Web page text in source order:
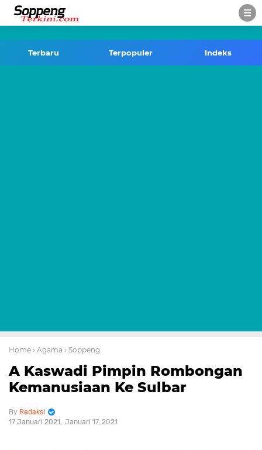
Terbaru Terpopuler Indeks
Home › Agama › Soppeng
A Kaswadi Pimpin Rombongan
Kemanusiaan Ke Sulbar
Redaksi
17 Januari 2021
Januari 17, 2021